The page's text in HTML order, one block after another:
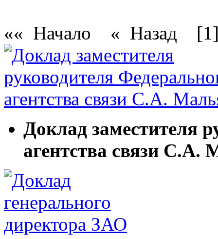
«« Начало « Назад
Доклад заместителя
агентства связи С.А.